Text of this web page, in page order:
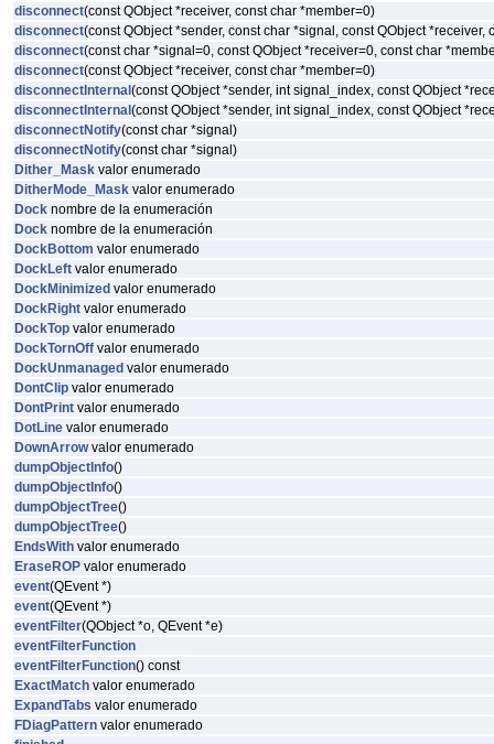
disconnect(const QObject *receiver, const char *member=0)
disconnect(const QObject *sender, const char *signal, const QObject *receiver,
disconnect(const char *signal=0, const QObject *receiver=0, const char
disconnect(const QObject *receiver, const char *member=0)
disconnectInternal (const QObject *sender, int signal_index, const QObject
disconnectInternal (const QObject *sender, int signal_index, const QObject
disconnectNotify(const char *signal)
disconnectNotify(const char *signal)
Dither_Mask valor enumerado
DitherMode_Mask valor enumerado
Dock nombre de la enumeración
Dock nombre de la enumeración
DockBottom valor enumerado
DockLeft valor enumerado
DockMinimized valor enumerado
DockRight valor enumerado
DockTop valor enumerado
DockTornOff valor enumerado
DockUnmanaged valor enumerado
DontClip valor enumerado
DontPrint valor enumerado
DotLine valor enumerado
DownArrowvalor enumerado
dumpObjectInfo()
dumpObjectInfo()
dumpObjectTree()
dumpObjectTree()
EndsWith valor enumerado
EraseROP valor enumerado
event(QEvent *)
event(QEvent *)
eventFilter(QObject *o, QEvent *e)
eventFilterFunction
eventFilterFunction() const
ExactMatch valor enumerado
ExpandTabs valor enumerado
FDiagPattern valor enumerado